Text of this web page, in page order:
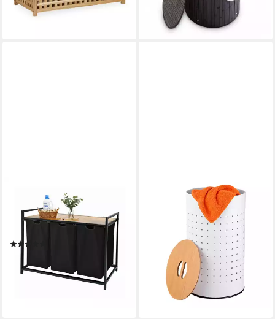
lieferbar - in 2-3 Werktagen bei dir
Wäschesortierer
Wäschesammler 3 Fächer mit
Ablage, schwarz
59,99 €
-40%
lieferbar - in 2-3 Werktagen bei dir
RELAXDAYS
Wäschekorb Weißer
Wäschekorb mit Deckel, 50 L
UVP 69,99 €
lieferbar - in 2-3 Werktagen bei dir